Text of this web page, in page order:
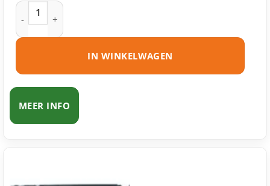
HP 13A (Q2613A) toner zwart huismerk aantal
IN WINKELWAGEN
MEER INFO